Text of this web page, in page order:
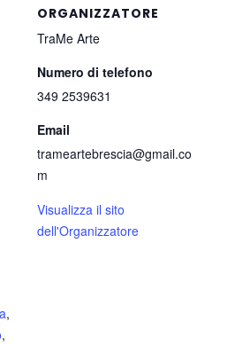
,
,
ORGANIZZATORE
TraMe Arte
Numero di telefono
349 2539631
Email
trameartebrescia@gmail.co
m
Visualizza il sito
dell'Organizzatore